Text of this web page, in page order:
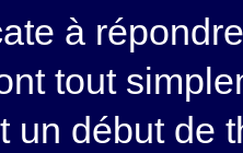
à
tout
un début de